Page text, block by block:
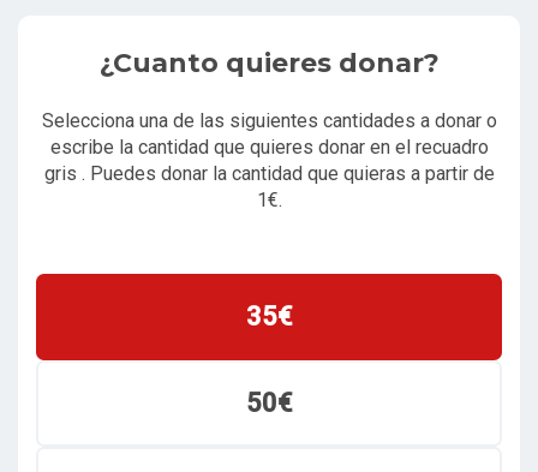
¿Cuanto quieres donar?
Selecciona una de las siguientes cantidades a donar o
escribe la cantidad que quieres donar en el recuadro
gris . Puedes donar la cantidad que quieras a partir de
1€.
35€
50€